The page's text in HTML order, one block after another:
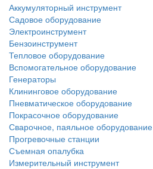
Аккумуляторный инструмент
Садовое оборудование
Электроинструмент
Бензоинструмент
Тепловое оборудование
Вспомогательное оборудование
Генераторы
Клининговое оборудование
Пневматическое оборудование
Покрасочное оборудование
Сварочное, паяльное оборудование
Прогревочные станции
Съемная опалубка
Измерительный инструмент